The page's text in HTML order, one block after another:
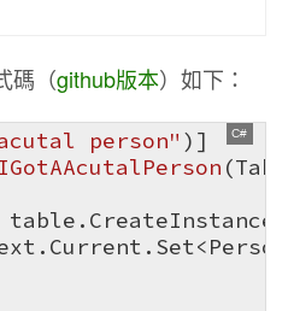
碼（github版本）如下：
person"
(